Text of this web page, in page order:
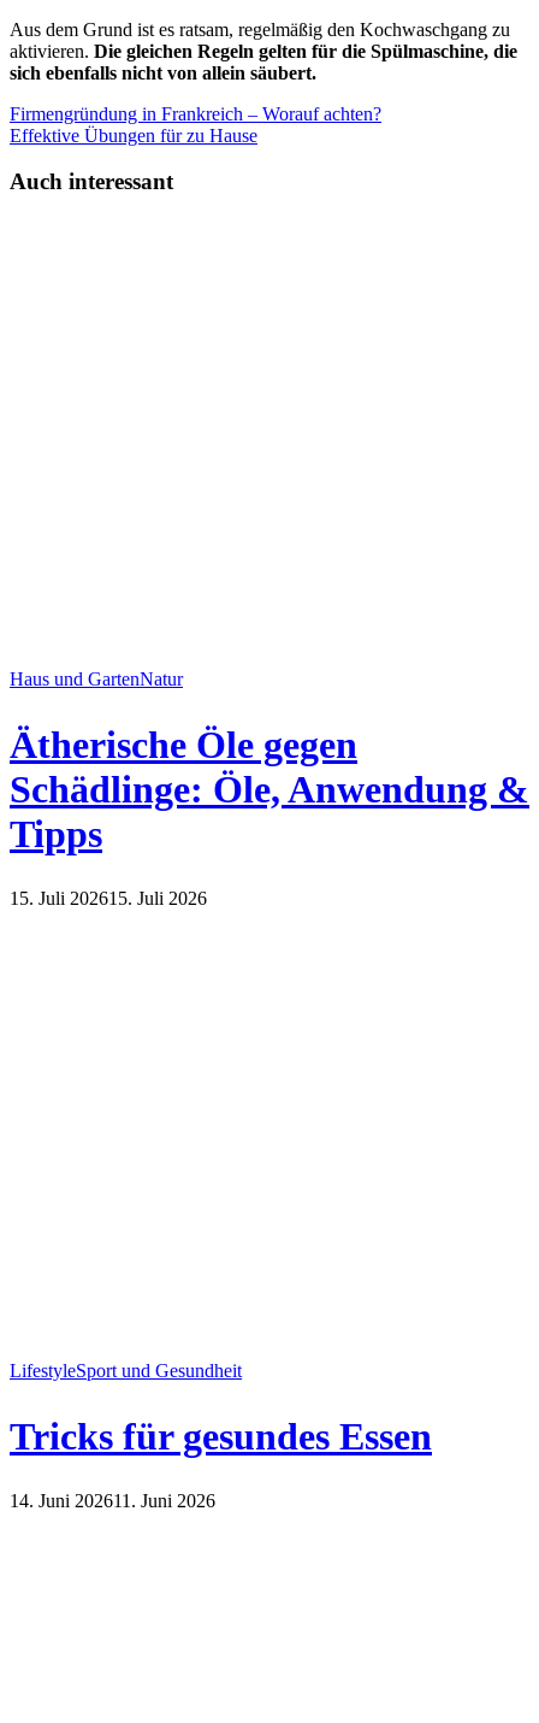
Aus dem Grund ist es ratsam, regelmäßig den Kochwaschgang zu
aktivieren. Die gleichen Regeln gelten für die Spülmaschine, die
sich ebenfalls nicht von allein säubert.
Firmengründung in Frankreich – Worauf achten?
Effektive Übungen für zu Hause
Auch interessant
Haus und GartenNatur
Ätherische Öle gegen
Schädlinge: Öle, Anwendung &
Tipps
15. Juli 202615. Juli 2026
LifestyleSport und Gesundheit
Tricks für gesundes Essen
14. Juni 202611. Juni 2026